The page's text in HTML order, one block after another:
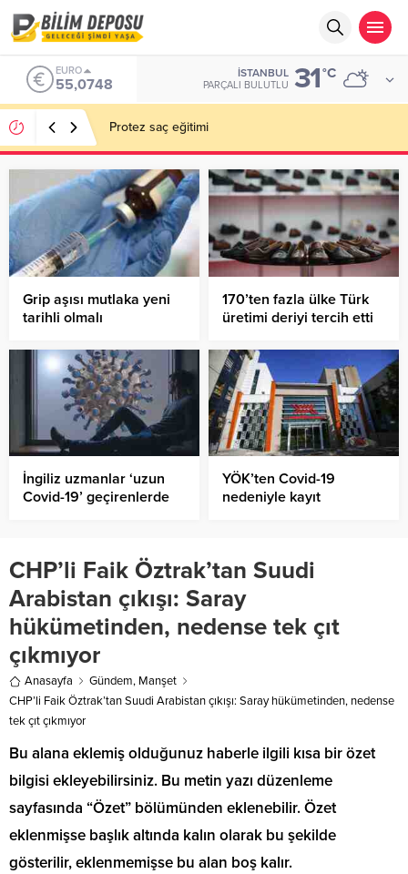
ALTIN
6.623,43
İSTANBUL
PARÇALI BULUTLU 31°C
EN İYİ 10 YAPAY ZEKA VİDEO OLUŞTURUCU
Grip aşısı mutlaka yeni
tarihli olmalı
170’ten fazla ülke Türk
üretimi deriyi tercih etti
İngiliz uzmanlar ‘uzun
Covid-19’ geçirenlerde
YÖK’ten Covid-19
nedeniyle kayıt
CHP’li Faik Öztrak’tan Suudi
Arabistan çıkışı: Saray
hükümetinden, nedense tek çıt
çıkmıyor
Anasayfa Gündem, Manşet
CHP’li Faik Öztrak’tan Suudi Arabistan çıkışı: Saray hükümetinden, nedense
tek çıt çıkmıyor
Bu alana eklemiş olduğunuz haberle ilgili kısa bir özet
bilgisi ekleyebilirsiniz. Bu metin yazı düzenleme
sayfasında “Özet” bölümünden eklenebilir. Özet
eklenmişse başlık altında kalın olarak bu şekilde
gösterilir, eklenmemişse bu alan boş kalır.